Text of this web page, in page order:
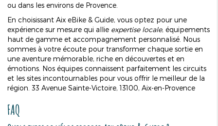
ou dans les environs de Provence.
En choisissant Aix eBike & Guide, vous optez pour une
expérience sur mesure qui allie expertise locale, équipements
haut de gamme et accompagnement personnalisé. Nous
sommes à votre écoute pour transformer chaque sortie en
une aventure mémorable, riche en découvertes et en
émotions. Nos équipes connaissent parfaitement les circuits
et les sites incontournables pour vous offrir le meilleur de la
région. 33 Avenue Sainte-Victoire, 13100, Aix-en-Provence
FAQ